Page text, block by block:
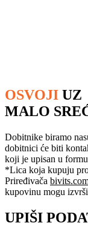
OSVOJI UZ
MALO
Dobitnike biramo
dobitnici će biti
koji je upisan u
*Lica koja kupuju
Priređivača
kupovinu mogu
UPIŠI